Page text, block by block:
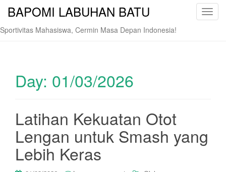
T
a
BAPOMI LABUHAN BATU
Sportivitas Mahasiswa, Cermin Masa Depan Indonesia!
Day: 01/03/2026
Latihan Kekuatan Otot
Lengan untuk Smash yang
Lebih Keras